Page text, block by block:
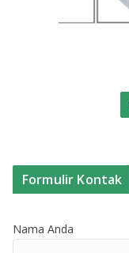
Formulir Kontak
Nama Anda